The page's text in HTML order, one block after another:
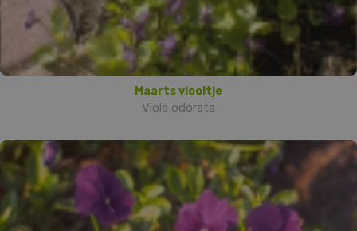
Maarts viooltje
Viola odorata